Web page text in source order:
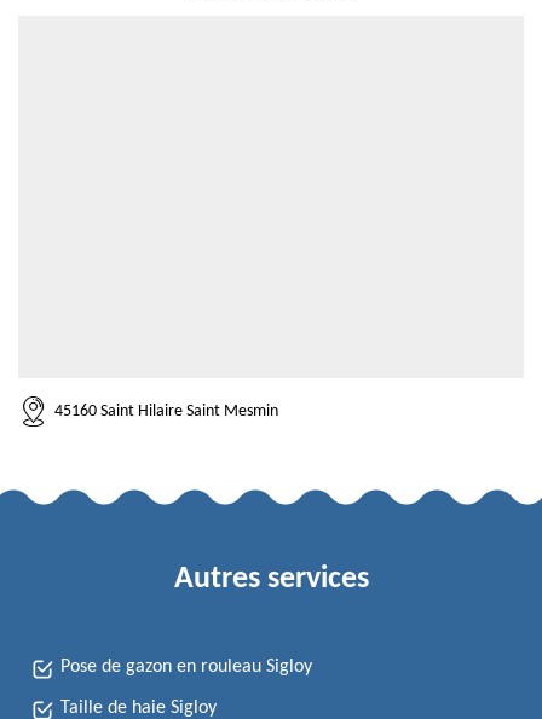
45160 Saint Hilaire Saint Mesmin
Autres services
Pose de gazon en rouleau Sigloy
Taille de haie Sigloy